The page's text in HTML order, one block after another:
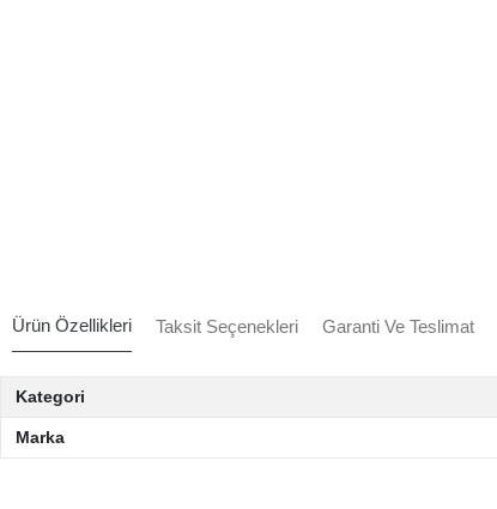
Ürün Özellikleri Taksit Seçenekleri Garanti Ve Teslimat
Kategori
Marka